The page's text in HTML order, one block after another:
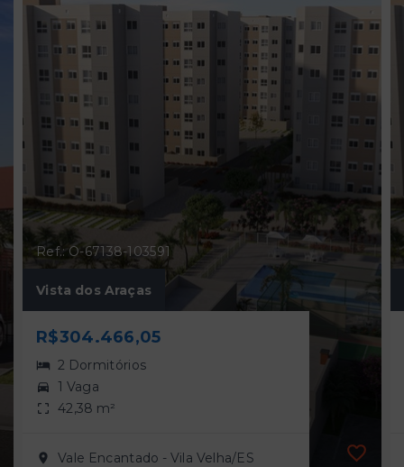
Ref.: O-67138-103591
Vista dos Araças
R$304.466,05
2 Dormitórios
1 Vaga
42,38 m²
Vale Encantado - Vila Velha/ES